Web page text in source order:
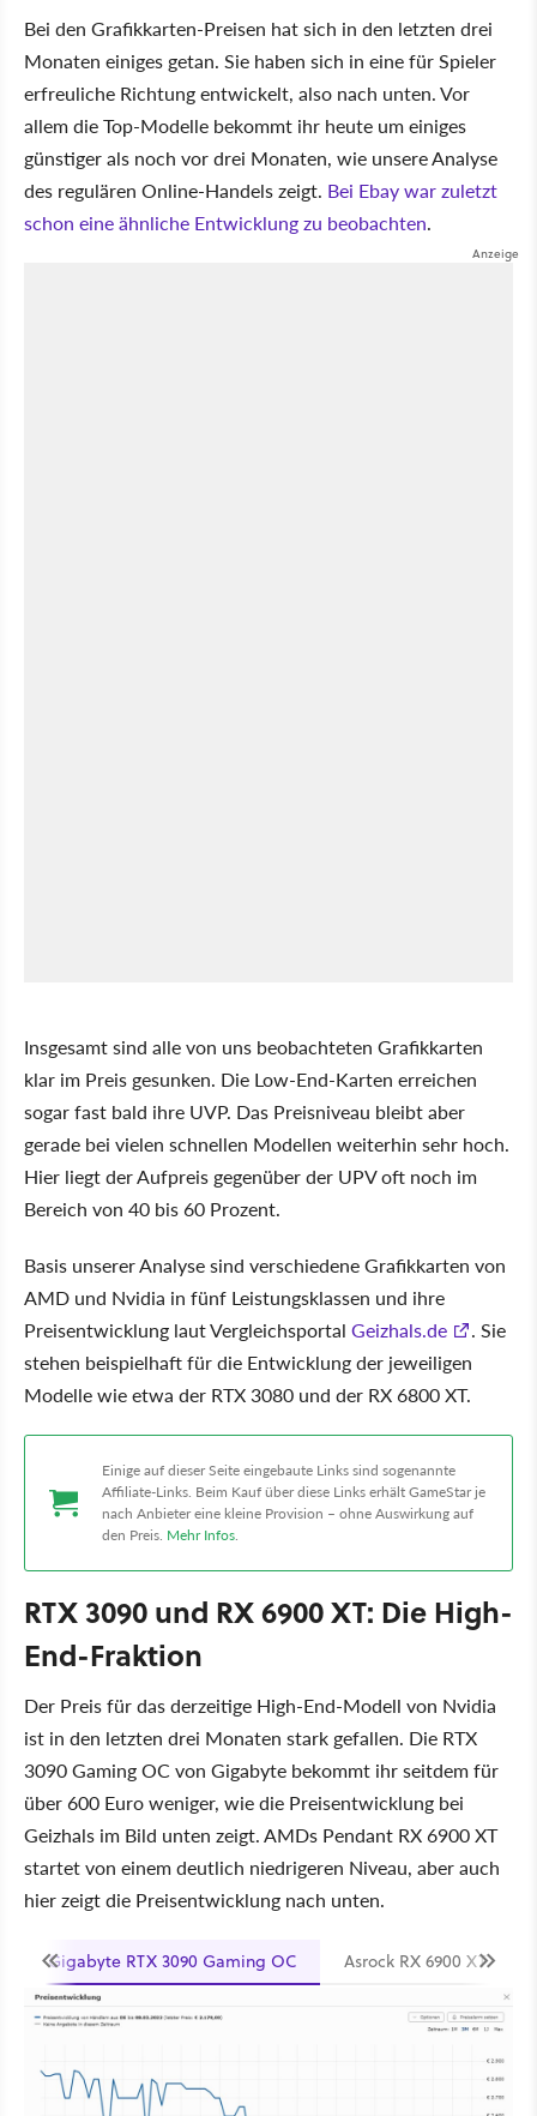
Bei den Grafikkarten-Preisen hat sich in den letzten drei
Monaten einiges getan. Sie haben sich in eine für Spieler
erfreuliche Richtung entwickelt, also nach unten. Vor
allem die Top-Modelle bekommt ihr heute um einiges
günstiger als noch vor drei Monaten, wie unsere Analyse
des regulären Online-Handels zeigt. Bei Ebay war zuletzt
schon eine ähnliche Entwicklung zu beobachten.
Insgesamt sind alle von uns beobachteten Grafikkarten
klar im Preis gesunken. Die Low-End-Karten erreichen
sogar fast bald ihre UVP. Das Preisniveau bleibt aber
gerade bei vielen schnellen Modellen weiterhin sehr hoch.
Hier liegt der Aufpreis gegenüber der UPV oft noch im
Bereich von 40 bis 60 Prozent.
Basis unserer Analyse sind verschiedene Grafikkarten von
AMD und Nvidia in fünf Leistungsklassen und ihre
Preisentwicklung laut Vergleichsportal Geizhals.de
. Sie
stehen beispielhaft für die Entwicklung der jeweiligen
Modelle wie etwa der RTX 3080 und der RX 6800 XT.
Einige auf dieser Seite eingebaute Links sind sogenannte
Affiliate-Links. Beim Kauf über diese Links erhält GameStar je
nach Anbieter eine kleine Provision – ohne Auswirkung auf
den Preis. Mehr Infos.
RTX 3090 und RX 6900 XT: Die High-
End-Fraktion
Der Preis für das derzeitige High-End-Modell von Nvidia
ist in den letzten drei Monaten stark gefallen. Die RTX
3090 Gaming OC von Gigabyte bekommt ihr seitdem für
über 600 Euro weniger, wie die Preisentwicklung bei
Geizhals im Bild unten zeigt. AMDs Pendant RX 6900 XT
startet von einem deutlich niedrigeren Niveau, aber auch
hier zeigt die Preisentwicklung nach unten.
Gigabyte RTX 3090 Gaming OC Asrock RX 6900 XT